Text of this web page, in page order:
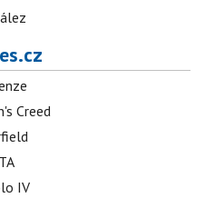
Creed
IV